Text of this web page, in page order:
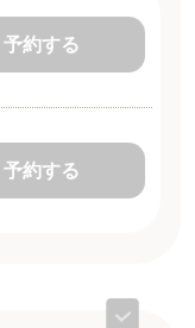
予約する
予約する